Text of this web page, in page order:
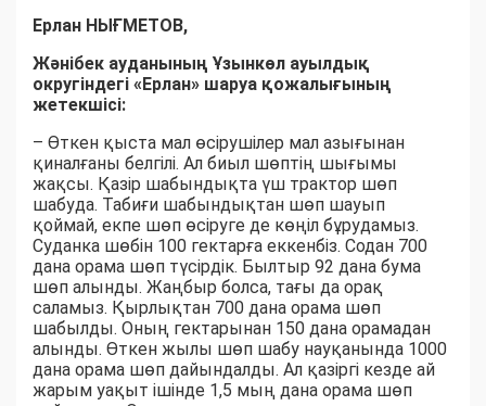
Ерлан НЫҒМЕТОВ,
Жәнібек ауданының Ұзынкөл ауылдық
округіндегі «Ерлан» шаруа қожалығының
жетекшісі:
– Өткен қыста мал өсірушілер мал азығынан
қиналғаны белгілі. Ал биыл шөптің шығымы
жақсы. Қазір шабындықта үш трактор шөп
шабуда. Табиғи шабындықтан шөп шауып
қоймай, екпе шөп өсіруге де көңіл бұрудамыз.
Суданка шөбін 100 гектарға еккенбіз. Содан 700
дана орама шөп түсірдік. Былтыр 92 дана бума
шөп алынды. Жаңбыр болса, тағы да орақ
саламыз. Қырлықтан 700 дана орама шөп
шабылды. Оның гектарынан 150 дана орамадан
алынды. Өткен жылы шөп шабу науқанында 1000
дана орама шөп дайындалды. Ал қазіргі кезде ай
жарым уақыт ішінде 1,5 мың дана орама шөп